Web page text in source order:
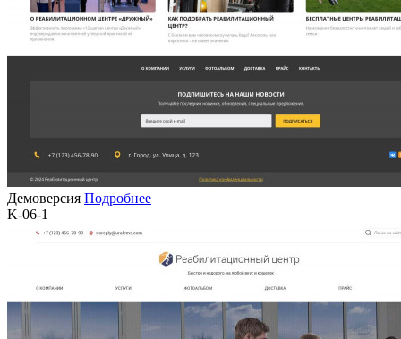
Демоверсия Подробнее
K-06-1